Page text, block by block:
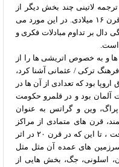
ترجمه لاتینی چند بخش دیگر از
همین کتاب و نیز کتاب قانون ابن سینا در قرن ۱۶ میلادی. در این مورد می
دال بر تداوم مبادلات فکری و
و به خصوص اتریشی ها را از
فرهنگ ترکی / عثمانی آشنا کرد،
بود که تعدادی از آن ها در
بود و در قلمرو حکومت
وین و گراتس به عنوان
قرن های متمادی از مراکز
مهم فرهنگی و علمی اروپا به شمار می رفت ، تا این که در قرن ۲۰ در اثر
های عمده آن مثل مثل
اسلونی، جگ، بخش هایی از